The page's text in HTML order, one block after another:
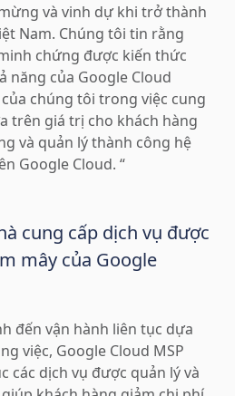
và vinh dự khi trở thành
Nam. Chúng tôi tin rằng
chứng được kiến ​​thức
năng của Google Cloud
chúng tôi trong việc cung
trên giá trị cho khách hàng
và quản lý thành công hệ
Google Cloud. “
cung cấp dịch vụ được
mây của Google
đến vận hành liên tục dựa
việc, Google Cloud MSP
các dịch vụ được quản lý và